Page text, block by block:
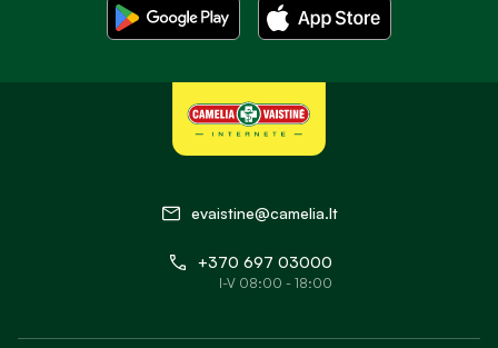
evaistine@camelia.lt
+370 697 03000
I-V 08:00 - 18:00